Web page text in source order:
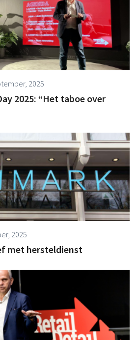
2025
2025: “Het taboe over
2025
met hersteldienst